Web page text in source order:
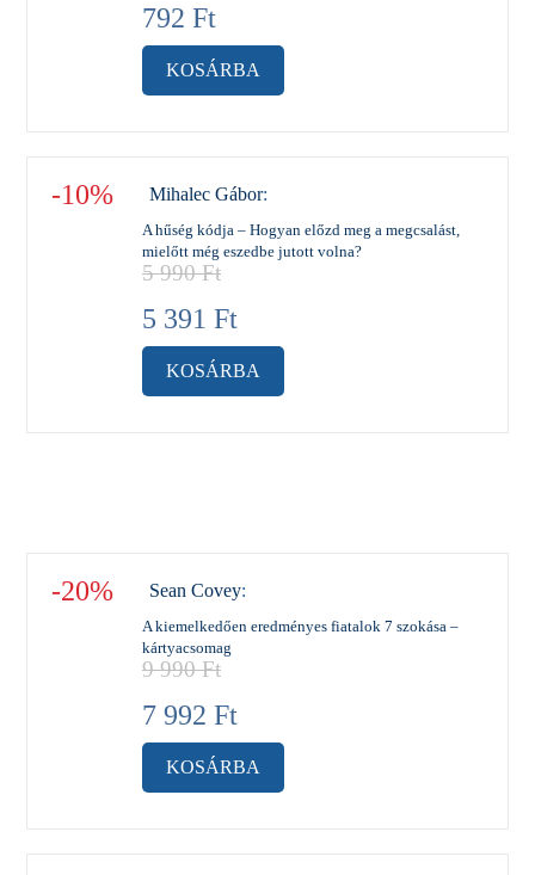
792 Ft
KOSÁRBA
-10% Mihalec Gábor:
A hűség kódja – Hogyan előzd meg a megcsalást,
mielőtt még eszedbe jutott volna?
5 990Ft
5 391 Ft
KOSÁRBA
-20% Sean Covey:
A kiemelkedően eredményes fiatalok 7 szokása –
kártyacsomag
9 990Ft
7 992 Ft
KOSÁRBA